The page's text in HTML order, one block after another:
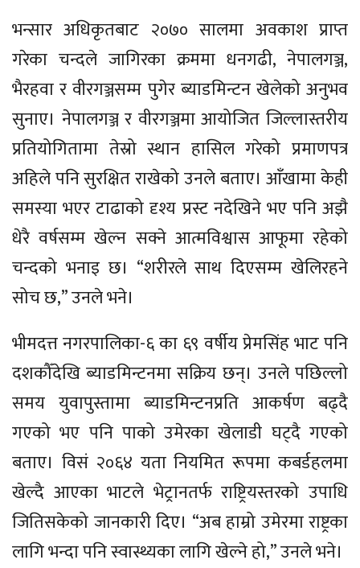
भन्सार अधिकृतबाट २०७० सालमा अवकाश प्राप्त
गरेका चन्दले जागिरका क्रममा धनगढी, नेपालगञ्ज,
भैरहवा र वीरगञ्जसम्म पुगेर ब्याडमिन्टन खेलेको अनुभव
सुनाए। नेपालगञ्ज र वीरगञ्जमा आयोजित जिल्लास्तरीय
प्रतियोगितामा तेस्रो स्थान हासिल गरेको प्रमाणपत्र
अहिले पनि सुरक्षित राखेको उनले बताए। आँखामा केही
समस्या भएर टाढाको दृश्य प्रस्ट नदेखिने भए पनि अझै
धेरै वर्षसम्म खेल्न सक्ने आत्मविश्वास आफूमा रहेको
चन्दको भनाइ छ। “शरीरले साथ दिएसम्म खेलिरहने
सोच छ,” उनले भने।
भीमदत्त नगरपालिका-६ का ६९ वर्षीय प्रेमसिंह भाट पनि
दशकौँदेखि ब्याडमिन्टनमा सक्रिय छन्। उनले पछिल्लो
समय युवापुस्तामा ब्याडमिन्टनप्रति आकर्षण बढ्दै
गएको भए पनि पाको उमेरका खेलाडी घट्दै गएको
बताए। विसं २०६४ यता नियमित रूपमा कबर्डहलमा
खेल्दै आएका भाटले भेट्रानतर्फ राष्ट्रियस्तरको उपाधि
जितिसकेको जानकारी दिए। “अब हाम्रो उमेरमा राष्ट्रका
लागि भन्दा पनि स्वास्थ्यका लागि खेल्ने हो,” उनले भने।